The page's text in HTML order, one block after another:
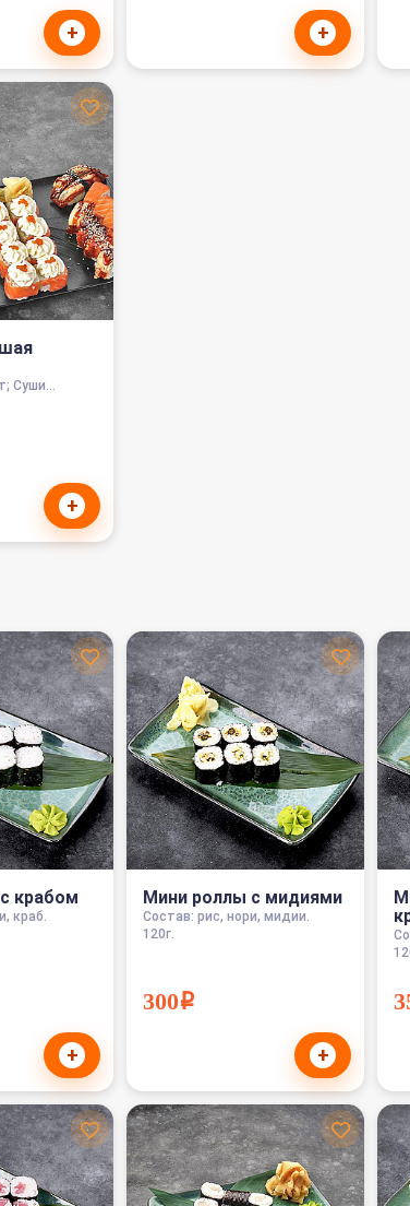
+ +
Суши...
+
крабом
краб.
+
Мини роллы с мидиями
Состав: рис, нори, мидии.
120г.
300i
+